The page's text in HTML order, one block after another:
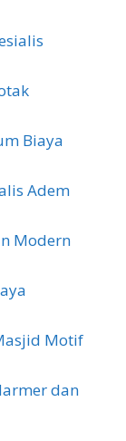
Biaya
Adem
Modern
Motif
dan